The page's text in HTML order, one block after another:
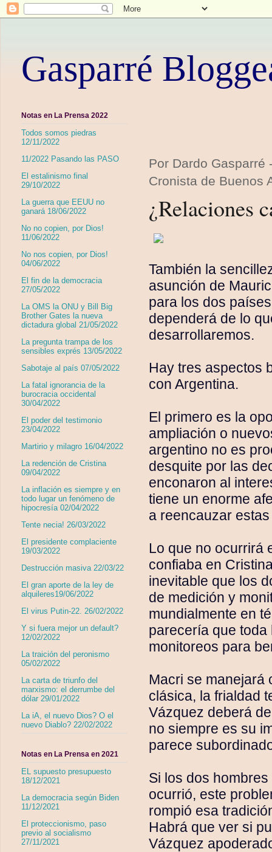
Gasparré
Por Dardo Gasparré
Cronista de Buenos
¿Relaciones
También la
asunción de
para los dos
dependerá de lo
desarrollaremos.
Hay tres aspectos
con Argentina.
El primero es la
ampliación o
argentino no es
desquite por las
enconaron al
tiene un enorme
a reencauzar
Lo que no ocurrirá
confiaba en
inevitable que los
de medición y
mundialmente en
parecería que
monitoreos para
Macri se manejará
clásica, la frialdad
Vázquez deberá
no siempre es su
parece
Si los dos
ocurrió, este
rompió esa
Habrá que ver si
Vázquez
Notas en La Prensa 2022
Todos somos piedras
12/11/2022
11/2022 Pasando las PASO
El estalinismo final
29/10/2022
La guerra que EEUU no
ganará 18/06/2022
No no copien, por Dios!
11/06/2022
No nos copien, por Dios!
04/06/2022
El fin de la democracia
27/05/2022
La OMS la ONU y Bill Big
Brother Gates la nueva
dictadura global 21/05/2022
La pregunta trampa de los
sensibles exprés 13/05/2022
Sabotaje al país 07/05/2022
La fatal ignorancia de la
burocracia occidental
30/04/2022
El poder del testimonio
23/04/2022
Martirio y milagro 16/04/2022
La redención de Cristina
09/04/2022
La inflación es siempre y en
todo lugar un fenómeno de
hipocresía 02/04/2022
Tente necia! 26/03/2022
El presidente complaciente
19/03/2022
Destrucción masiva 22/03/22
El gran aporte de la ley de
alquileres19/06/2022
El virus Putin-22. 26/02/2022
Y si fuera mejor un default?
12/02/2022
La traición del peronismo
05/02/2022
La carta de triunfo del
marxismo: el derrumbe del
dólar 29/01/2022
La iA, el nuevo Dios? O el
nuevo Diablo? 22/02/2022
Notas en La Prensa en 2021
EL supuesto presupuesto
18/12/2021
La democracia según Biden
11/12/2021
El proteccionismo, paso
previo al socialismo
27/11/2021